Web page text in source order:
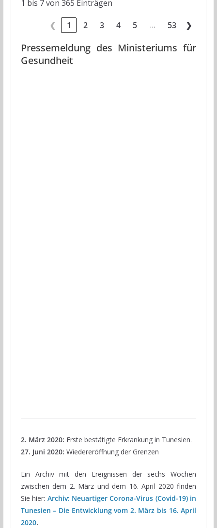
1 bis 7 von 365 Einträgen
❮ 1 2 3 4 5 … 53 ❯
Pressemeldung des Ministeriums für
Gesundheit
2. März 2020: Erste bestätigte Erkrankung in Tunesien.
27. Juni 2020: Wiedereröffnung der Grenzen
Ein Archiv mit den Ereignissen der sechs Wochen
zwischen dem 2. März und dem 16. April 2020 finden
Sie hier: Archiv: Neuartiger Corona-Virus (Covid-19) in
Tunesien – Die Entwicklung vom 2. März bis 16. April
2020.